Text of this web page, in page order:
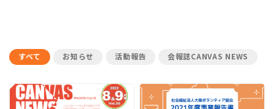
すべて お知らせ 活動報告 会報誌CANVAS NEWS